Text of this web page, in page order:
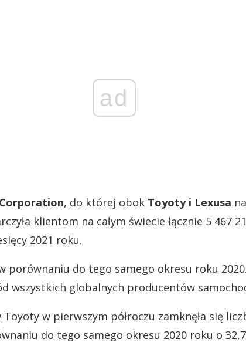
ad
, do której obok Toyoty i Lexusa
klientom na całym świecie łącznie 5 467
2021 roku.
porównaniu do tego samego okresu roku
wszystkich globalnych producentów
w pierwszym półroczu zamknęła się
do tego samego okresu 2020 roku o